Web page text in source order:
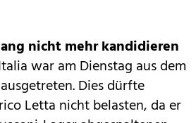
nicht mehr kandidieren
war am Dienstag aus dem
Dies dürfte
Letta nicht belasten, da er